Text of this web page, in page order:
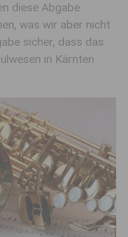
diese Abgabe
was wir aber nicht
sicher, dass das
in Kärnten